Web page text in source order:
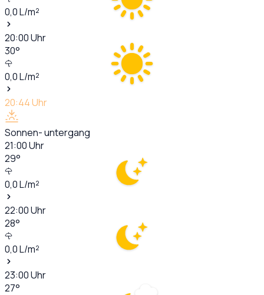
0,0L/m²
20:00Uhr
30°
0,0L/m²
20:44Uhr
Sonnen- untergang
21:00Uhr
29°
0,0L/m²
22:00Uhr
28°
0,0L/m²
23:00Uhr
27°